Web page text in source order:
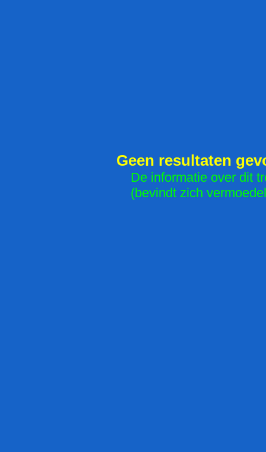
Geen resultaten
De informatie over dit
(bevindt zich